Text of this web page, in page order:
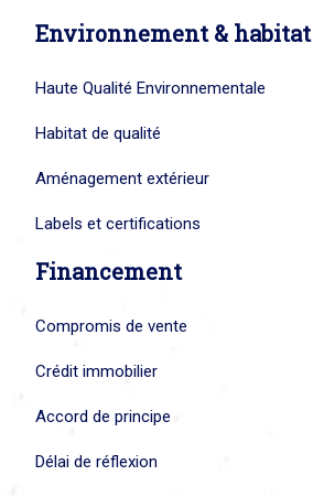
Environnement & habitat
Haute Qualité Environnementale
Habitat de qualité
Aménagement extérieur
Labels et certifications
Financement
Compromis de vente
Crédit immobilier
Accord de principe
Délai de réflexion